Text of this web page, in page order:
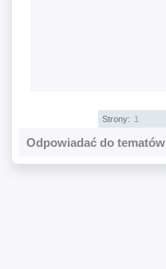
Strony: 1
Odpowiadać do